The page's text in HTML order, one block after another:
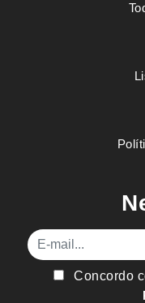
E-mail
Concordo